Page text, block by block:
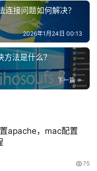
接问题如何解决？
2026年1月24日 00:13
方法是什么？
下一篇
apache，mac配置
75